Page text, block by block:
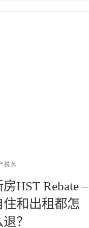
税务
HST Rebate –
住和出租都怎
？